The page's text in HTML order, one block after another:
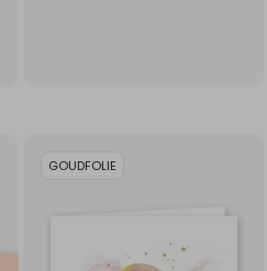
GOUDFOLIE